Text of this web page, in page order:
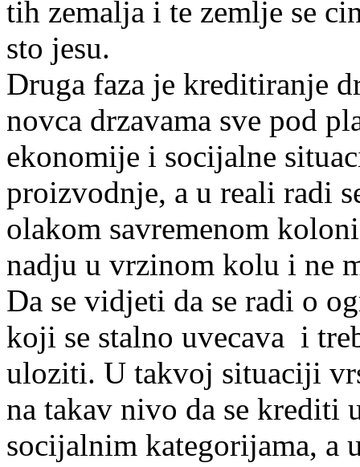
tih zemalja i te zemlje se
sto jesu.
Druga faza je kreditiranje
novca drzavama sve pod
ekonomije i socijalne
proizvodnje, a u reali radi
olakom savremenom
nadju u vrzinom kolu i ne
Da se vidjeti da se radi o
koji se stalno uvecava i
uloziti. U takvoj situaciji
na takav nivo da se krediti
socijalnim kategorijama, a